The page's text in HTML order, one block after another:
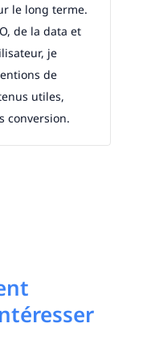
le long terme.
de la data et
je
de
utiles,
conversion.